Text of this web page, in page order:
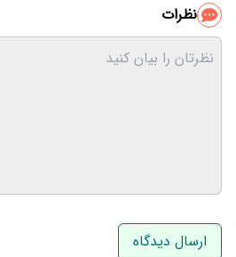
نظرات
نام و نام خانوادگی